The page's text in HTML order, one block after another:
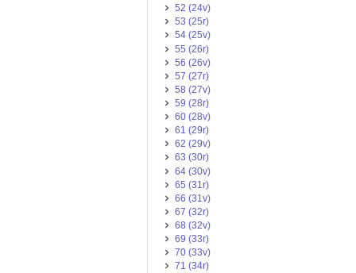
52 (24v)
53 (25r)
54 (25v)
55 (26r)
56 (26v)
57 (27r)
58 (27v)
59 (28r)
60 (28v)
61 (29r)
62 (29v)
63 (30r)
64 (30v)
65 (31r)
66 (31v)
67 (32r)
68 (32v)
69 (33r)
70 (33v)
71 (34r)